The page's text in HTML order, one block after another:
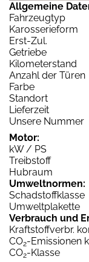
Allgemeine
Fahrzeugtyp
Karosserieform
Erst-Zul.
Getriebe
Kilometerstand
Anzahl der Türen
Farbe
Standort
Lieferzeit
Unsere Nummer
Motor:
kW / PS
Treibstoff
Hubraum
Umweltnormen:
Schadstoffklasse
Umweltplakette
Verbrauch und
Kraftstoffverbr.
CO2-Emissionen
CO2-Klasse